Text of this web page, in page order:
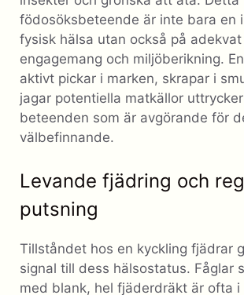
födosöksbeteende är inte bara en
fysisk hälsa utan också på
engagemang och miljöberikning.
aktivt pickar i marken, skrapar i
jagar potentiella matkällor
beteenden som är avgörande för
välbefinnande.
Levande fjädring och
putsning
Tillståndet hos en kyckling fjädrar
signal till dess hälsostatus. Fåglar
med blank, hel fjäderdräkt är ofta i